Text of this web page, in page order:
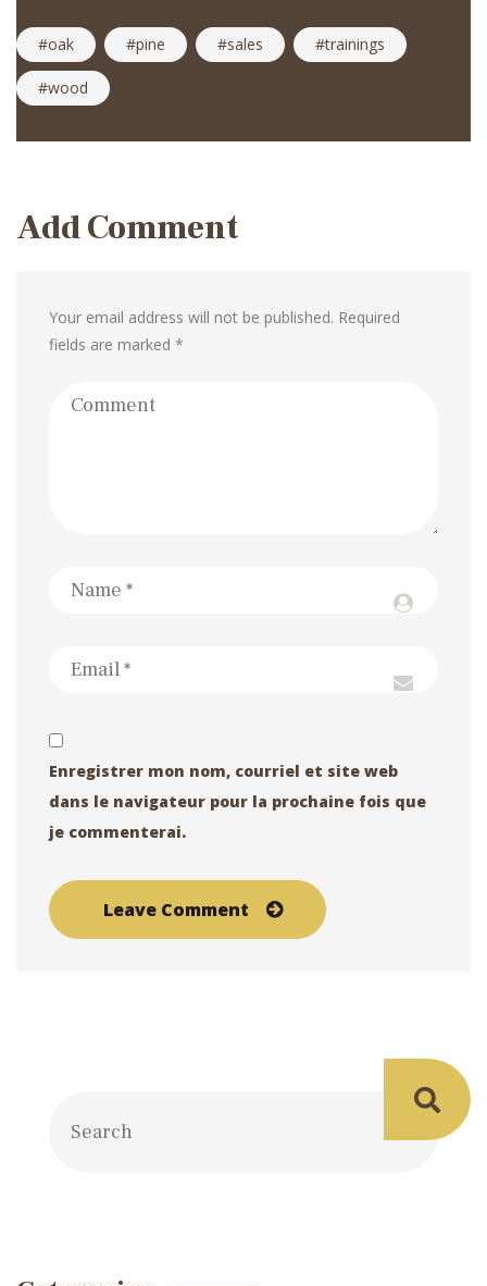
oak pine sales trainings
wood
Add Comment
Your email address will not be published. Required
fields are marked *
Enregistrer mon nom, courriel et site web
dans le navigateur pour la prochaine fois que
je commenterai.